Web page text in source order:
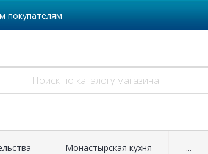
покупателям
Монастырская кухня ...